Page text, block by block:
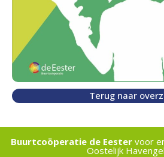
Terug naar
Buurtcoöperatie de Eestervoor
Oostelijk